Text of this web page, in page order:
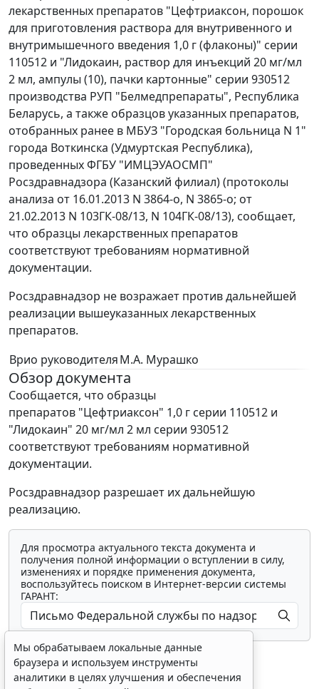
лекарственных препаратов "Цефтриаксон, порошок
для приготовления раствора для внутривенного и
внутримышечного введения 1,0 г (флаконы)" серии
110512 и "Лидокаин, раствор для инъекций 20 мг/мл
2 мл, ампулы (10), пачки картонные" серии 930512
производства РУП "Белмедпрепараты", Республика
Беларусь, а также образцов указанных препаратов,
отобранных ранее в МБУЗ "Городская больница N 1"
города Воткинска (Удмуртская Республика),
проведенных ФГБУ "ИМЦЭУАОСМП"
Росздравнадзора (Казанский филиал) (протоколы
анализа от 16.01.2013 N 3864-о, N 3865-о; от
21.02.2013 N 103ГК-08/13, N 104ГК-08/13), сообщает,
что образцы лекарственных препаратов
соответствуют требованиям нормативной
документации.
Росздравнадзор не возражает против дальнейшей
реализации вышеуказанных лекарственных
препаратов.
Врио руководителяМ.А. Мурашко
Обзор документа
Сообщается, что образцы
препаратов "Цефтриаксон" 1,0 г серии 110512 и
"Лидокаин" 20 мг/мл 2 мл серии 930512
соответствуют требованиям нормативной
документации.
Росздравнадзор разрешает их дальнейшую
реализацию.
Для просмотра актуального текста документа и
получения полной информации о вступлении в силу,
изменениях и порядке применения документа,
воспользуйтесь поиском в Интернет-версии системы
ГАРАНТ:
Мы обрабатываем локальные данные
браузера и используем инструменты
аналитики в целях улучшения и обеспечения